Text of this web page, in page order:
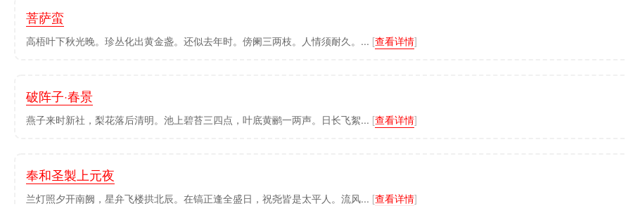
菩萨蛮
高梧叶下秋光晚。珍丛化出黄金盏。还似去年时。傍阑三两枝。人情须耐久。... [查看详情]
破阵子·春景
燕子来时新社，梨花落后清明。池上碧苔三四点，叶底黄鹂一两声。日长飞絮... [查看详情]
奉和圣製上元夜
兰灯照夕开南阙，星弁飞楼拱北辰。在镐正逢全盛日，祝尧皆是太平人。流风... [查看详情]